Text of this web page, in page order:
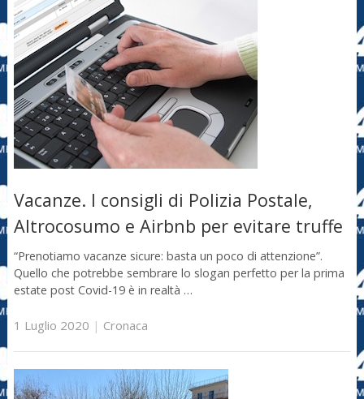
Vacanze. I consigli di Polizia Postale,
Altrocosumo e Airbnb per evitare truffe
“Prenotiamo vacanze sicure: basta un poco di attenzione”.
Quello che potrebbe sembrare lo slogan perfetto per la prima
estate post Covid-19 è in realtà …
1 Luglio 2020 | Cronaca